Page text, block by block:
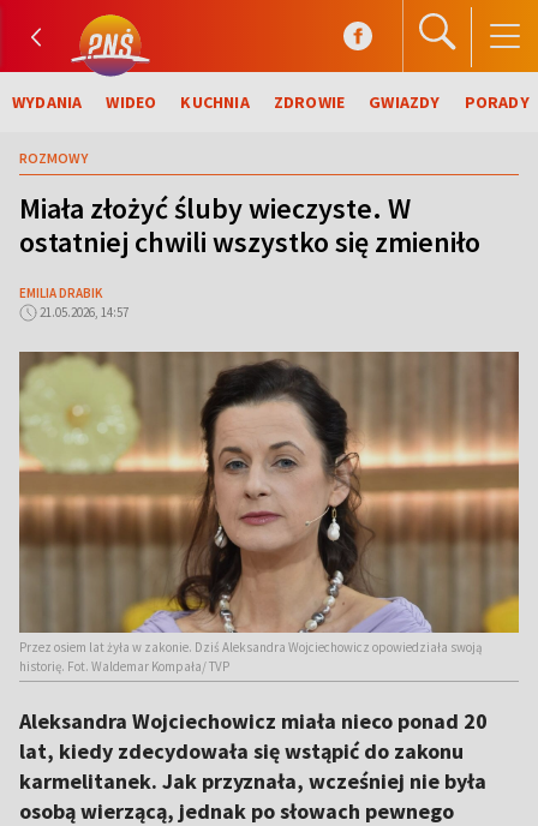
WYDANIA WIDEO KUCHNIA ZDROWIE GWIAZDY PORADY
ROZMOWY
Miała złożyć śluby wieczyste. W
ostatniej chwili wszystko się zmieniło
EMILIA DRABIK
21.05.2026, 14:57
Przez osiem lat żyła w zakonie. Dziś Aleksandra Wojciechowicz opowiedziała swoją
historię. Fot. Waldemar Kompała/ TVP
Aleksandra Wojciechowicz miała nieco ponad 20
lat, kiedy zdecydowała się wstąpić do zakonu
karmelitanek. Jak przyznała, wcześniej nie była
osobą wierzącą, jednak po słowach pewnego